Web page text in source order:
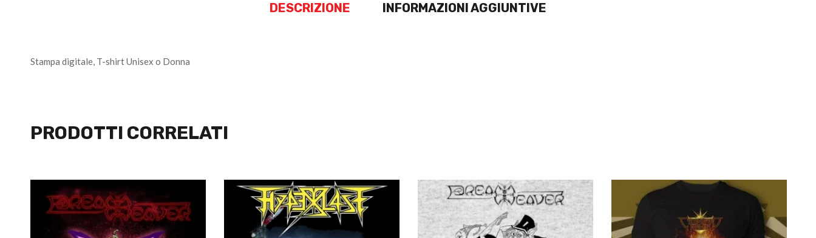
DESCRIZIONE INFORMAZIONI AGGIUNTIVE
Stampa digitale, T-shirt Unisex o Donna
PRODOTTI CORRELATI